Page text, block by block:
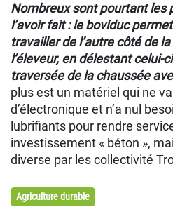
Nombreux sont pourtant les
l’avoir fait : le boviduc
travailler de l’autre côté de
l’éleveur, en délestant celui-
traversée de la chaussée
plus est un matériel qui ne
d’électronique et n’a nul
lubrifiants pour rendre
investissement « béton »,
diverse par les collectivité
Agriculture durable